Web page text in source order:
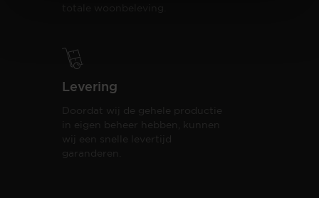
Levering
Doordat wij de gehele productie
in eigen beheer hebben, kunnen
wij een snelle levertijd
garanderen.